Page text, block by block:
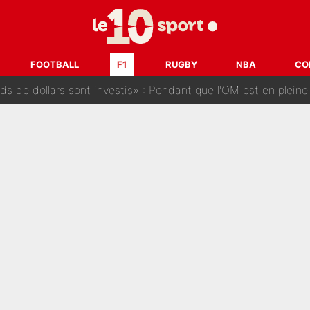
FOOTBALL F1 RUGBY NBA
de France : Ces déclarations de Zinedine Zidane qui prouvent qu'il va
Benatia revient sur ses propos dans The Bridge et précise
sont investis» : Pendant que l'OM est en pleine crise financière, Frank